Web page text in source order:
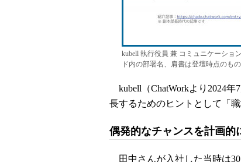
kubell 執行役員 兼 コミュニケーショ
ド内の部署名、肩書は登壇時点のもの
kubell（ChatWorkより2024
長するためのヒントとして「
偶発的なチャンスを計画的
田中さんが入社した当時は